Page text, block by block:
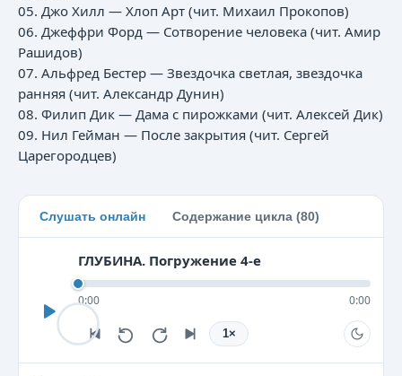
05. Джо Хилл — Хлоп Арт (чит. Михаил Прокопов)
06. Джеффри Форд — Сотворение человека (чит. Амир
Рашидов)
07. Альфред Бестер — Звездочка светлая, звездочка
ранняя (чит. Александр Дунин)
08. Филип Дик — Дама с пирожками (чит. Алексей Дик)
09. Нил Гейман — После закрытия (чит. Сергей
Царегородцев)
Слушать онлайн Содержание цикла (80)
ГЛУБИНА. Погружение 4-е
0:00 0:00
1×